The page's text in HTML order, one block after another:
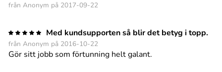
från Anonym på 2017-09-22
Med kundsupporten så blir det betyg i topp.
från Anonym på 2016-10-22
Gör sitt jobb som förtunning helt galant.